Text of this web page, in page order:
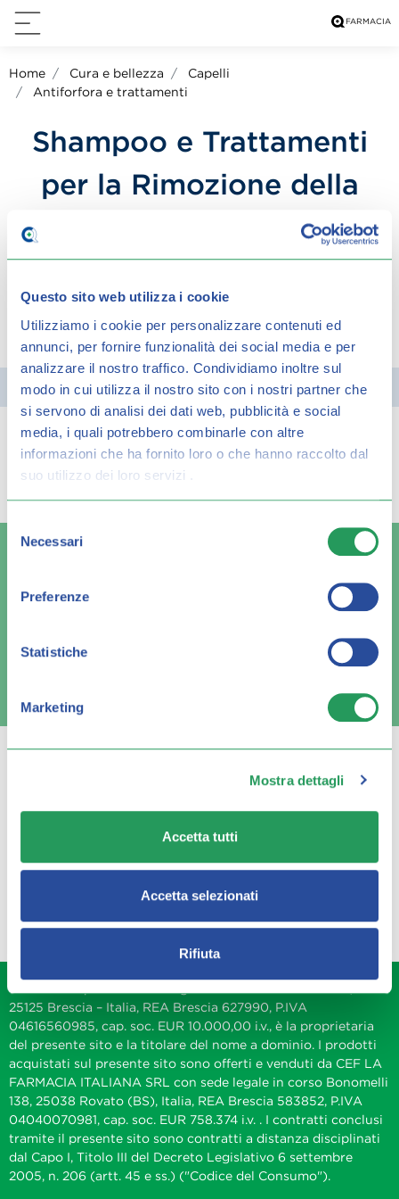
Questo sito web utilizza i cookie
Utilizziamo i cookie per personalizzare contenuti ed
annunci, per fornire funzionalità dei social media e per
analizzare il nostro traffico. Condividiamo inoltre sul
modo in cui utilizza il nostro sito con i nostri partner che
si servono di analisi dei dati web, pubblicità e social
media, i quali potrebbero combinarle con altre
informazioni che ha fornito loro o che hanno raccolto dal
suo utilizzo dei loro servizi .
Selezione
delNecessari
Preferenze
Statistiche
Marketing
Mostra dettagli
Accetta tutti
Accetta selezionati
Rifiuta
Home Cura e bellezza
Capelli
Antiforfora e trattamenti
Shampoo e Trattamenti
per la Rimozione della
condividi su:
Filtra
Spiacenti, ma non è stato trovato alcun
risultato per:
Pagamenti sicuri
Q FARMA S.p.A. con sede legale in via Achille Grandi 18,
25125 Brescia – Italia, REA Brescia 627990, P.IVA
04616560985, cap. soc. EUR 10.000,00 i.v., è la proprietaria
del presente sito e la titolare del nome a dominio. I prodotti
acquistati sul presente sito sono offerti e venduti da CEF LA
FARMACIA ITALIANA SRL con sede legale in corso Bonomelli
138, 25038 Rovato (BS), Italia, REA Brescia 583852, P.IVA
04040070981, cap. soc. EUR 758.374 i.v. . I contratti conclusi
tramite il presente sito sono contratti a distanza disciplinati
dal Capo I, Titolo III del Decreto Legislativo 6 settembre
2005, n. 206 (artt. 45 e ss.) ("Codice del Consumo").